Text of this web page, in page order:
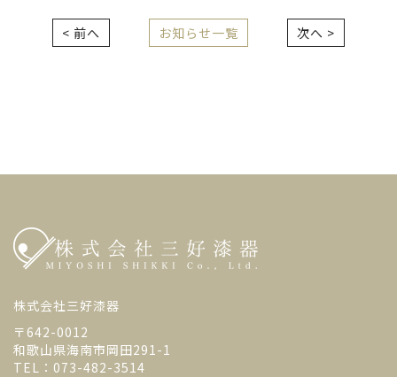
< 前へ お知らせ一覧 次へ >
株式会社三好漆器
〒642-0012
和歌山県海南市岡田291-1
TEL：073-482-3514